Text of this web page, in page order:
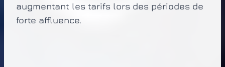
augmentant les tarifs lors des périodes de
forte affluence.